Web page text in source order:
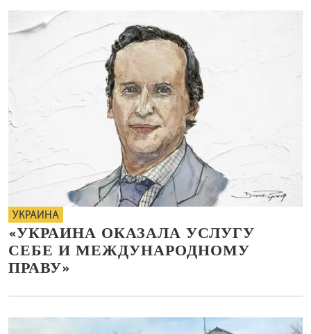
УКРАИНА
«УКРАИНА ОКАЗАЛА УСЛУГУ
СЕБЕ И МЕЖДУНАРОДНОМУ
ПРАВУ»